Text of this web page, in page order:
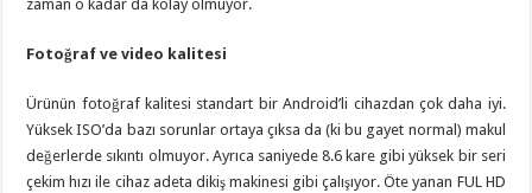
zaman o kadar da kolay olmuyor.
Fotoğraf ve video kalitesi
Ürünün fotoğraf kalitesi standart bir Android’li cihazdan çok daha iyi.
Yüksek ISO’da bazı sorunlar ortaya çıksa da (ki bu gayet normal) makul
değerlerde sıkıntı olmuyor. Ayrıca saniyede 8.6 kare gibi yüksek bir seri
çekim hızı ile cihaz adeta dikiş makinesi gibi çalışıyor. Öte yanan FUL HD